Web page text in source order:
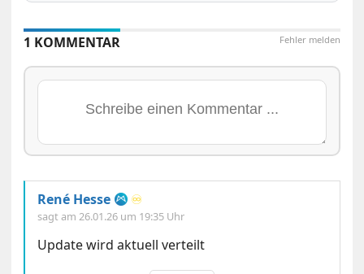
Fehler melden
1 KOMMENTAR
René Hesse ♾️
sagt am26.01.26 um 19:35 Uhr
Update wird aktuell verteilt